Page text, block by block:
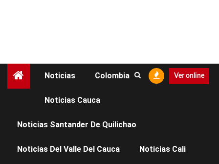
Noticias Colombia
Noticias Cauca
Noticias Santander De Quilichao
Noticias Del Valle Del Cauca Noticias Cali
Ver online